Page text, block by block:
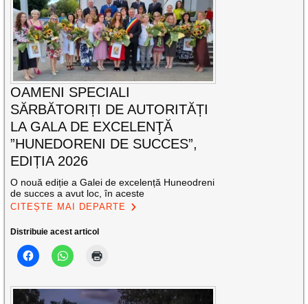
OAMENI SPECIALI
SĂRBĂTORIȚI DE AUTORITĂȚI
LA GALA DE EXCELENŢĂ
”HUNEDORENI DE SUCCES”,
EDIȚIA 2026
O nouă ediție a Galei de excelență Huneodreni
de succes a avut loc, în aceste
CITEȘTE MAI DEPARTE
Distribuie acest articol